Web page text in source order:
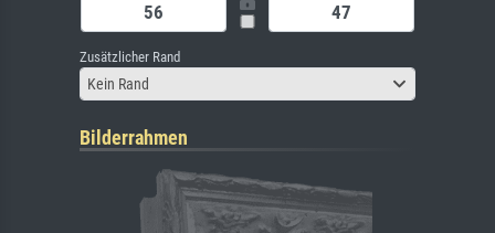
Zusätzlicher Rand
Kein Rand
Bilderrahmen